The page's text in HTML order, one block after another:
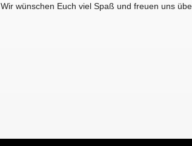
Wir wünschen Euch viel Spaß und freuen uns